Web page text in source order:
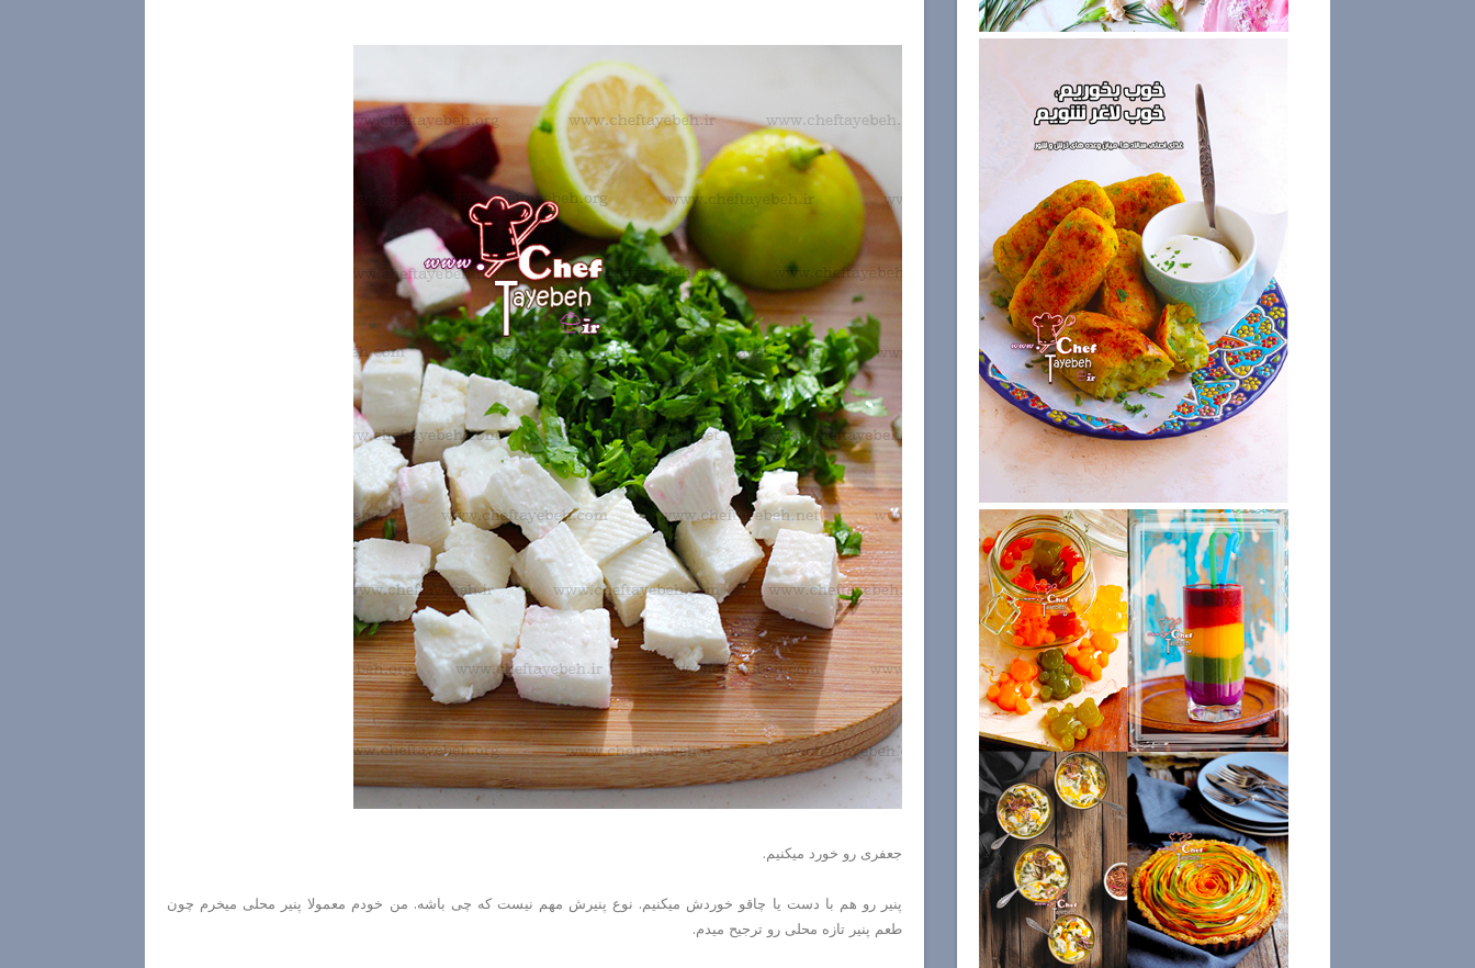
جعفری رو خورد میکنیم.
پنیر رو هم با دست یا چاقو خوردش میکنیم. نوع پنیرش مهم نیست که چی باشه. من خودم معمولا پنیر محلی میخرم چون
طعم پنیر تازه محلی رو ترجیح میدم.